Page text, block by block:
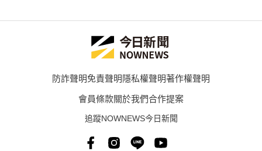
防詐聲明免責聲明隱私權聲明著作權聲明
會員條款關於我們合作提案
追蹤NOWNEWS今日新聞